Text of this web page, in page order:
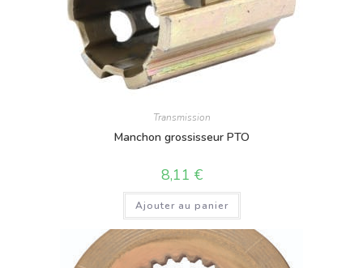
Transmission
Manchon grossisseur PTO
8,11 €
Ajouter au panier